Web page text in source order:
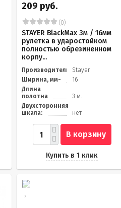
209 руб.
(0)
STAYER BlackMax 3м / 16мм
рулетка в ударостойком
полностью обрезиненном
корпу...
Производитель
Stayer
Ширина, мм-
16
Длина
полотна
3 м.
Двухсторонняя
шкала:
нет
В корзину
Купить в 1 клик